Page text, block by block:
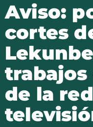
m
Aviso:
cortes
trabajos
de la